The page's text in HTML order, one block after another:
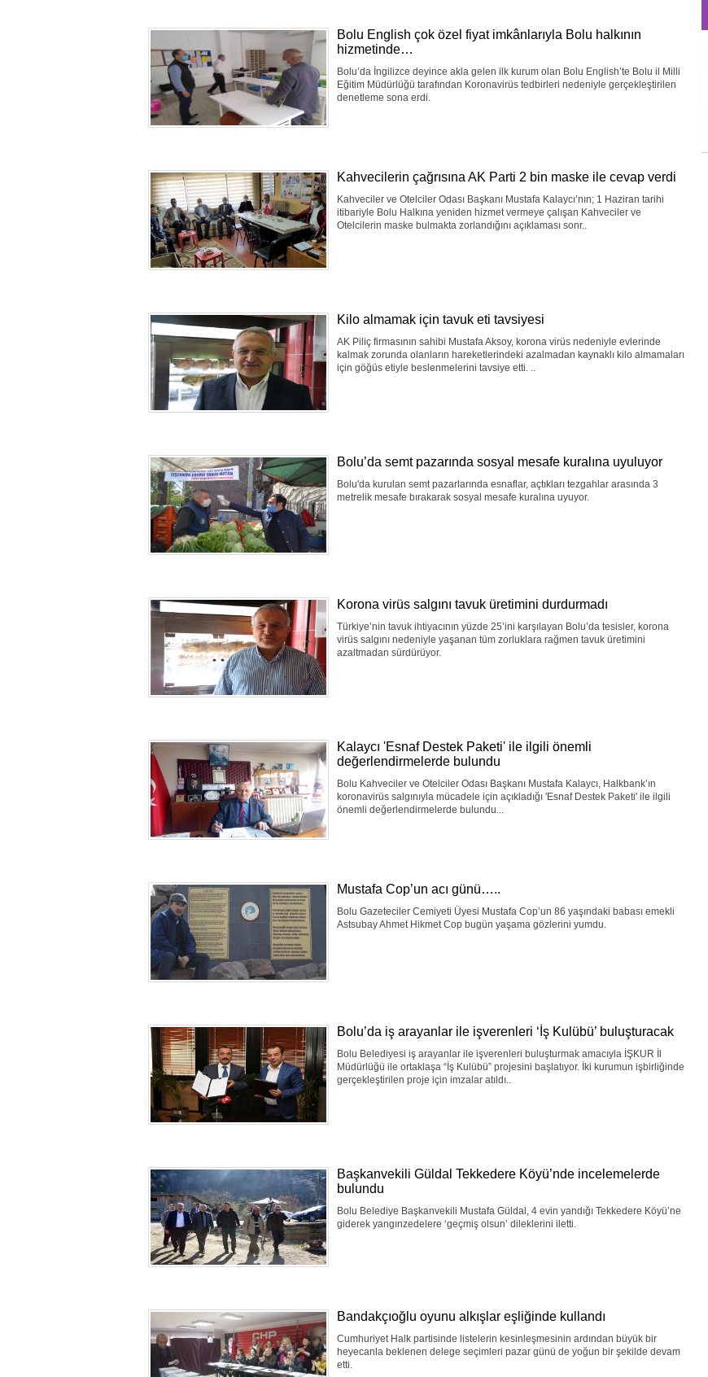
Bolu English çok özel fiyat imkânlarıyla Bolu halkının
hizmetinde…
Bolu’da İngilizce deyince akla gelen ilk kurum olan Bolu English’te Bolu il Milli
Eğitim Müdürlüğü tarafından Koronavirüs tedbirleri nedeniyle gerçekleştirilen
denetleme sona erdi.
Kahvecilerin çağrısına AK Parti 2 bin maske ile cevap verdi
Kahveciler ve Otelciler Odası Başkanı Mustafa Kalaycı’nın; 1 Haziran tarihi
itibariyle Bolu Halkına yeniden hizmet vermeye çalışan Kahveciler ve
Otelcilerin maske bulmakta zorlandığını açıklaması sonr..
Kilo almamak için tavuk eti tavsiyesi
AK Piliç firmasının sahibi Mustafa Aksoy, korona virüs nedeniyle evlerinde
kalmak zorunda olanların hareketlerindeki azalmadan kaynaklı kilo almamaları
için göğüs etiyle beslenmelerini tavsiye etti. ..
Bolu’da semt pazarında sosyal mesafe kuralına uyuluyor
Bolu'da kurulan semt pazarlarında esnaflar, açtıkları tezgahlar arasında 3
metrelik mesafe bırakarak sosyal mesafe kuralına uyuyor.
Korona virüs salgını tavuk üretimini durdurmadı
Türkiye’nin tavuk ihtiyacının yüzde 25’ini karşılayan Bolu’da tesisler, korona
virüs salgını nedeniyle yaşanan tüm zorluklara rağmen tavuk üretimini
azaltmadan sürdürüyor.
Kalaycı 'Esnaf Destek Paketi' ile ilgili önemli
değerlendirmelerde bulundu
Bolu Kahveciler ve Otelciler Odası Başkanı Mustafa Kalaycı, Halkbank’ın
koronavirüs salgınıyla mücadele için açıkladığı 'Esnaf Destek Paketi' ile ilgili
önemli değerlendirmelerde bulundu...
Mustafa Cop’un acı günü…..
Bolu Gazeteciler Cemiyeti Üyesi Mustafa Cop’un 86 yaşındaki babası emekli
Astsubay Ahmet Hikmet Cop bugün yaşama gözlerini yumdu.
Bolu’da iş arayanlar ile işverenleri ‘İş Kulübü’ buluşturacak
Bolu Belediyesi iş arayanlar ile işverenleri buluşturmak amacıyla İŞKUR İl
Müdürlüğü ile ortaklaşa “İş Kulübü” projesini başlatıyor. İki kurumun işbirliğinde
gerçekleştirilen proje için imzalar atıldı..
Başkanvekili Güldal Tekkedere Köyü’nde incelemelerde
bulundu
Bolu Belediye Başkanvekili Mustafa Güldal, 4 evin yandığı Tekkedere Köyü’ne
giderek yangınzedelere ‘geçmiş olsun’ dileklerini iletti.
Bandakçıoğlu oyunu alkışlar eşliğinde kullandı
Cumhuriyet Halk partisinde listelerin kesinleşmesinin ardından büyük bir
heyecanla beklenen delege seçimleri pazar günü de yoğun bir şekilde devam
etti.